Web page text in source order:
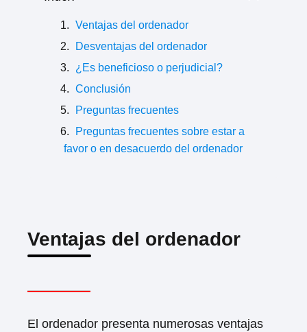
Ventajas del ordenador
Desventajas del ordenador
¿Es beneficioso o perjudicial?
Conclusión
Preguntas frecuentes
Preguntas frecuentes sobre estar a
favor o en desacuerdo del ordenador
Ventajas del ordenador
El ordenador presenta numerosas ventajas